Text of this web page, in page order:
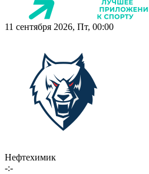
11 сентября 2026, Пт, 00:00
Нефтехимик
-:-